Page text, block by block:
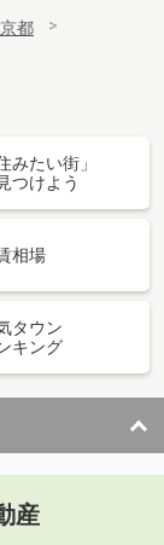
都
みたい街」
つけよう
相場
タウン
キング
産